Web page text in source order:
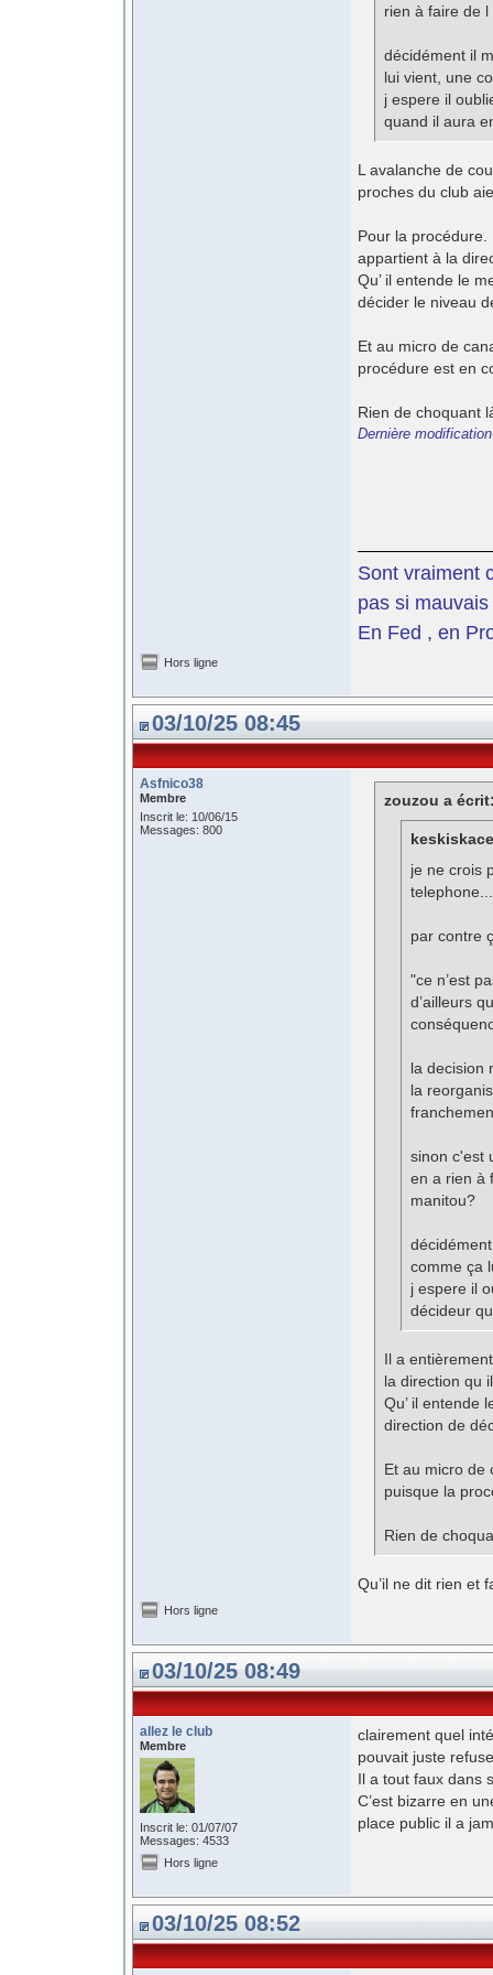
rien à faire de
décidément il
lui vient, une
j espere il
quand il aura
L avalanche de
proches du club
Pour la
appartient à la
Qu’ il entende le
décider le niveau
Et au micro de
procédure est en
Rien de choquant
Dernière
Sont vraiment
pas si
En Fed , en
Hors ligne
03/10/25 08:45
Asfnico38
Membre
Inscrit le: 10/06/15
Messages: 800
zouzou a
je ne crois
par contre
"ce n’est
d’ailleurs
la decision
la
sinon c'est
en a rien à
manitou?
comme ça
j espere il
décideur
Il a
la direction qu
Qu’ il entende
direction de
Et au micro de
puisque la
Rien de
Qu’il ne dit rien et
Hors ligne
03/10/25 08:49
allez le club
Membre
Inscrit le: 01/07/07
Messages: 4533
clairement quel
pouvait juste
Il a tout faux dans
C’est bizarre en
place public il a
Hors ligne
03/10/25 08:52